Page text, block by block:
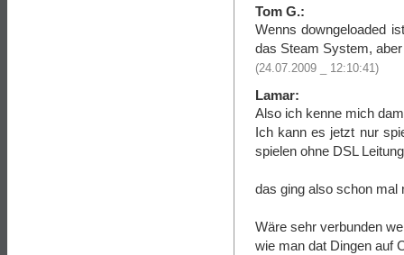
Tom G.:
Wenns downgeloaded
das Steam System,
(24.07.2009 _ 12:10:41)
Lamar:
Also ich kenne mich
Ich kann es jetzt nur
spielen ohne DSL
das ging also schon mal
Wäre sehr verbunden
wie man dat Dingen auf